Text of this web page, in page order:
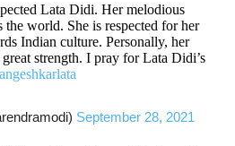
Lata Didi. Her melodious
the world. She is respected for her
Indian culture. Personally, her
strength. I pray for Lata Didi’s
September 28, 2021